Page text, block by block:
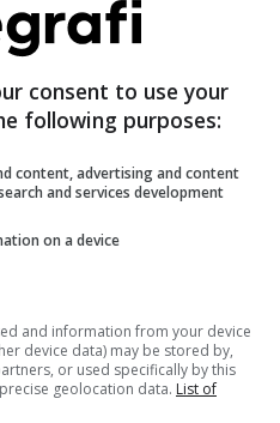
consent to use your
following purposes:
content, advertising and content
and services development
on a device
and information from your device
device data) may be stored by,
or used specifically by this
geolocation data. List of